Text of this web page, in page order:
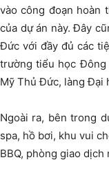
vào công đoạn hoàn
của dự án này. Đây
Đức với đầy đủ các
trường tiểu học Đông
Mỹ Thủ Đức, làng Đại
Ngoài ra, bên trong
spa, hồ bơi, khu vui
BBQ, phòng giao